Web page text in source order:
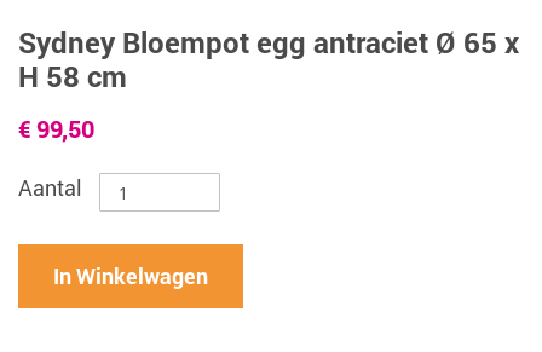
Sydney Bloempot egg antraciet Ø 65 x
H 58 cm
€ 99,50
Aantal
In Winkelwagen